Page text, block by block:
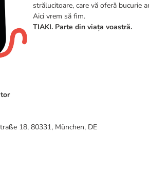
strălucitoare, care vă oferă bucurie
Aici vrem să fim.
TIAKI. Parte din viața voastră.
18, 80331, München, DE